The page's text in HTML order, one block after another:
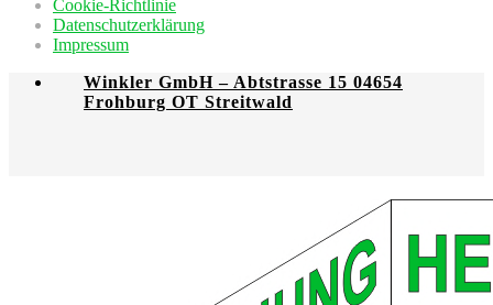
Cookie-Richtlinie
Datenschutzerklärung
Impressum
Winkler GmbH – Abtstrasse 15 04654
Frohburg OT Streitwald